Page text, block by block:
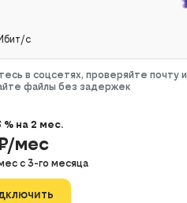
с
в соцсетях, проверяйте почту и
файлы без задержек
% на2 мес.
мес
с3-го месяца